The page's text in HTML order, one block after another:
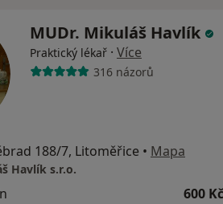
MUDr. Mikuláš Havlík
Praktický lékař · Více
316 názorů
188/7, Litoměřice • Mapa
Havlík s.r.o.
600 Kč